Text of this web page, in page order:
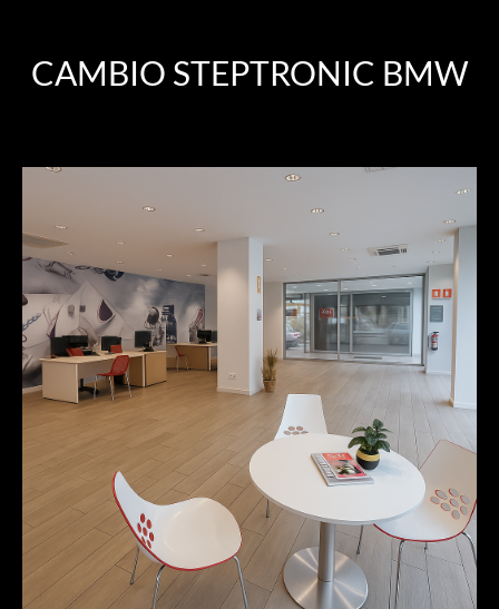
CAMBIO STEPTRONIC BMW